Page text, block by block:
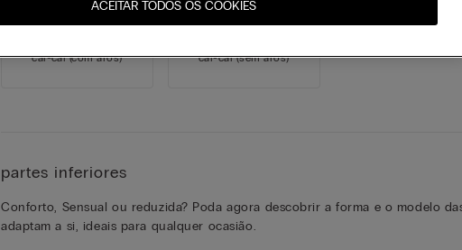
cai-cai(com aros) cai-cai(sem aros)
partes inferiores
Conforto, Sensual ou reduzida? Poda agora descobrir a forma e o modelo
adaptam a si, ideais para qualquer ocasião.
ACEITAR TODOS OS COOKIES